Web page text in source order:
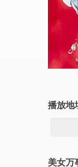
播放地
美女万